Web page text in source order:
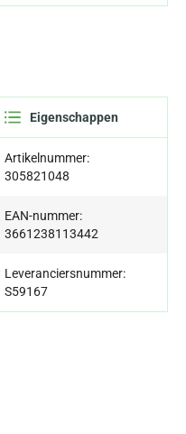
Eigenschappen
Artikelnummer:
305821048
EAN-nummer:
3661238113442
Leveranciersnummer:
S59167